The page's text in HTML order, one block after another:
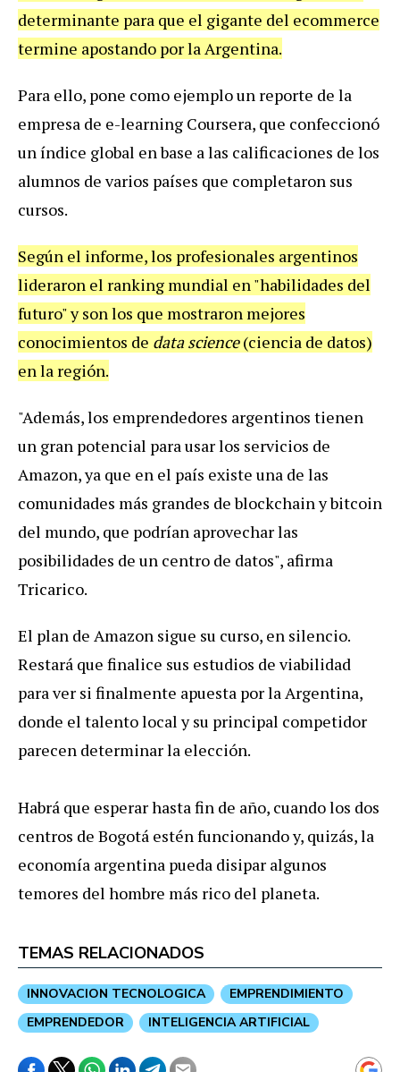
determinante para que el gigante del ecommerce
termine apostando porlaArgentina.
Para ello, pone como ejemploun reporte de la
empresa de e-learning Coursera, que confeccionó
un índice global enbase alas calificaciones de los
alumnos de varios países que completaron sus
cursos.
Según el informe,los profesionales argentinos
lideraron el ranking mundial en"habilidades del
futuro"y sonlos que mostraron mejores
conocimientos de data science(ciencia de datos)
enla región.
"Además,los emprendedores argentinos tienen
un gran potencial parausarlos servicios de
Amazon,ya que en el país existe una de las
comunidades más grandes de blockchainybitcoin
del mundo, que podrían aprovecharlas
posibilidades de un centro de datos", afirma
Tricarico.
El plan de Amazon sigue su curso, en silencio.
Restará que finalice sus estudios de viabilidad
paraver si finalmente apuesta porlaArgentina,
donde el talentolocal y su principal competidor
parecen determinarla elección.
Habrá que esperarhastafin de año, cuandolos dos
centros de Bogotá esténfuncionandoy, quizás,la
economía argentina pueda disipar algunos
temores del hombre más rico del planeta.
TEMAS RELACIONADOS
INNOVACION TECNOLOGICA
EMPRENDIMIENTO
EMPRENDEDOR
INTELIGENCIA ARTIFICIAL